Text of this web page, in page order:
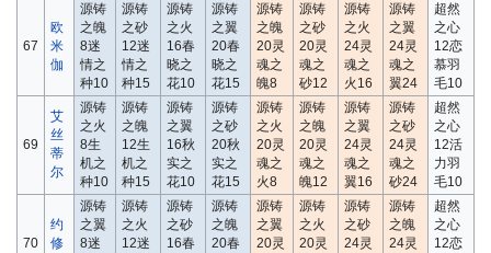
67
欧
米
伽
源铸
之魄
8迷
情之
种10
源铸
之砂
12迷
情之
种15
源铸
之火
16春
晓之
花10
源铸
之翼
20春
晓之
花15
源铸
之魄
20灵
魂之
魄8
源铸
之砂
20灵
魂之
砂12
源铸
之火
24灵
魂之
火16
源铸
之翼
24灵
魂之
翼24
超然
之心
12恋
慕羽
毛10
69
艾
丝
蒂
尔
源铸
之火
8生
机之
种10
源铸
之魄
12生
机之
种15
源铸
之翼
16秋
实之
花10
源铸
之砂
20秋
实之
花15
源铸
之火
20灵
魂之
火8
源铸
之魄
20灵
魂之
魄12
源铸
之翼
24灵
魂之
翼16
源铸
之砂
24灵
魂之
砂24
超然
之心
12活
力羽
毛10
70
约
修
源铸
之翼
8迷
源铸
之火
12迷
源铸
之砂
16春
源铸
之魄
20春
源铸
之翼
20灵
源铸
之火
20灵
源铸
之砂
24灵
源铸
之魄
24灵
超然
之心
12恋